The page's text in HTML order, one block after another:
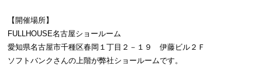
【開催場所】
FULLHOUSE名古屋ショールーム
愛知県名古屋市千種区春岡１丁目２－１９ 伊藤ビル２Ｆ
ソフトバンクさんの上階が弊社ショールームです。